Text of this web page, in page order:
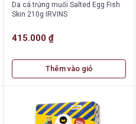
Da cá trứng muối Salted Egg Fish
Skin 210g IRVINS
415.000 ₫
Thêm vào giỏ